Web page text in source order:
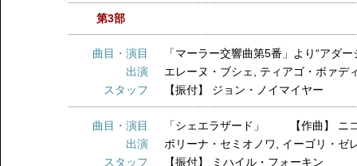
第3部
曲目・演目
「マーラー交響曲第5番」より“ア
出演
エレーヌ・ブシェ
ティアゴ・ボァデ
スタッフ
【振付】 ジョン・ノイマイヤー
曲目・演目
「シェエラザード」 【作曲】 ニ
出演
ポリーナ・セミオノワ
イーゴリ・ゼ
スタッフ
【振付】 ミハイル・フォーキン